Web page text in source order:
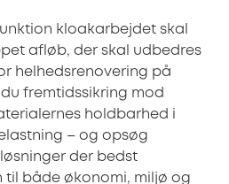
kloakarbejdet skal
afløb, der skal udbedres
helhedsrenovering på
fremtidssikring mod
holdbarhed i
– og opsøg
der bedst
til både økonomi, miljø og